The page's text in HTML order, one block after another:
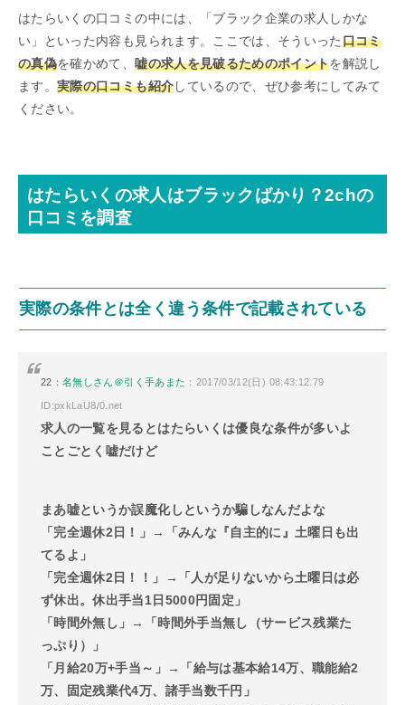
はたらいくの口コミの中には、「ブラック企業の求人しかな
い」といった内容も見られます。ここでは、そういった口コミ
の真偽を確かめて、嘘の求人を見破るためのポイントを解説し
ます。実際の口コミも紹介しているので、ぜひ参考にしてみて
ください。
はたらいくの求人はブラックばかり？2chの
口コミを調査
実際の条件とは全く違う条件で記載されている
22：名無しさん＠引く手あまた ：2017/03/12(日) 08:43:12.79
ID:pxkLaU8/0.net
求人の一覧を見るとはたらいくは優良な条件が多いよ
ことごとく嘘だけど
まあ嘘というか誤魔化しというか騙しなんだよな
「完全週休2日！」→「みんな『自主的に』土曜日も出
てるよ」
「完全週休2日！！」→「人が足りないから土曜日は必
ず休出。休出手当1日5000円固定」
「時間外無し」→「時間外手当無し（サービス残業た
っぷり）」
「月給20万+手当～」→「給与は基本給14万、職能給2
万、固定残業代4万、諸手当数千円」